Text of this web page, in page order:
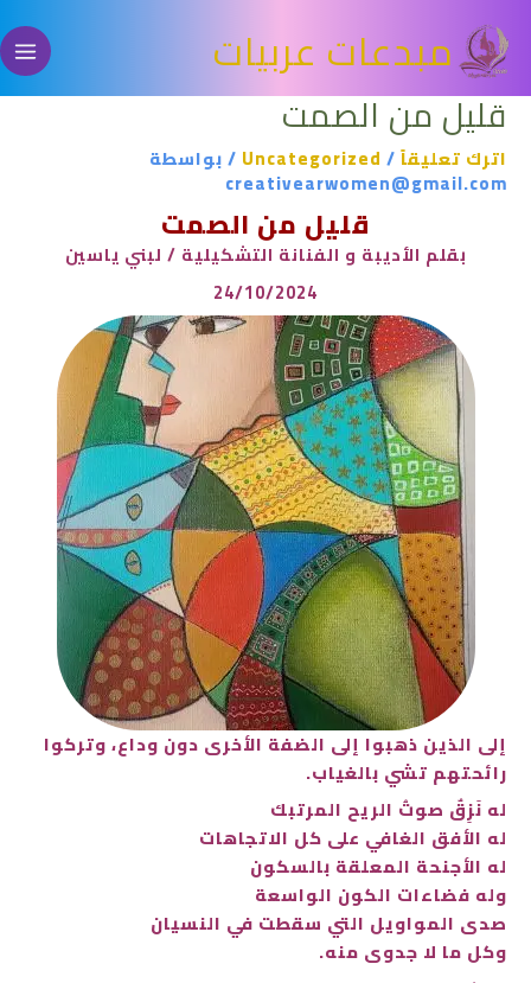
إلى
المحتوىمبدعات عربيات
قليل من الصمت
اترك تعليقاً/
Uncategorized / بواسطة
creativearwomen@gmail.com
قليل من الصمت
بقلم الأديبة و الفنانة التشكيلية / لبني ياسين
24/10/2024
إلى الذين ذهبوا إلى الضفة الأخرى دون وداع، وتركوا
رائحتهم تشي بالغياب.
له نَزِقٌ صوتُ الريح المرتبك
له الأفق الغافي على كل الاتجاهات
له الأجنحة المعلقة بالسكون
وله فضاءات الكون الواسعة
صدى المواويل التي سقطت في النسيان
وكل ما لا جدوى منه.